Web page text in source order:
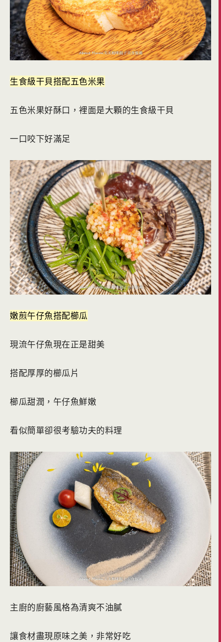
生食級干貝搭配五色米果
五色米果好酥口，裡面是大顆的生食級干貝
一口咬下好滿足
嫩煎午仔魚搭配櫛瓜
現流午仔魚現在正是甜美
搭配厚厚的櫛瓜片
櫛瓜甜潤，午仔魚鮮嫩
看似簡單卻很考驗功夫的料理
主廚的廚藝風格為清爽不油膩
讓食材盡現原味之美，非常好吃